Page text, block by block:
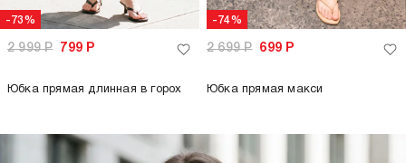
-73%
2 999Р 799 Р
Юбка прямая длинная в горох
-74%
2 699Р 699 Р
Юбка прямая макси